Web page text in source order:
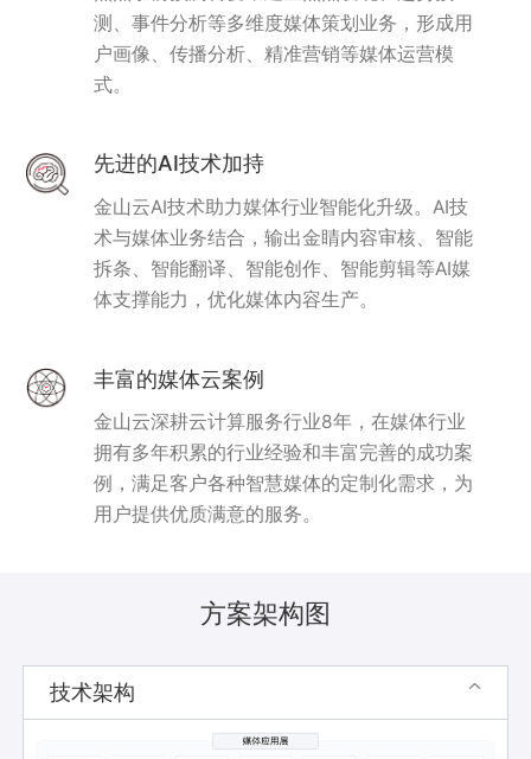
测、事件分析等多维度媒体策划业务，形成用
户画像、传播分析、精准营销等媒体运营模
式。
先进的AI技术加持
金山云AI技术助力媒体行业智能化升级。AI技
术与媒体业务结合，输出金睛内容审核、智能
拆条、智能翻译、智能创作、智能剪辑等AI媒
体支撑能力，优化媒体内容生产。
丰富的媒体云案例
金山云深耕云计算服务行业8年，在媒体行业
拥有多年积累的行业经验和丰富完善的成功案
例，满足客户各种智慧媒体的定制化需求，为
用户提供优质满意的服务。
方案架构图
技术架构 